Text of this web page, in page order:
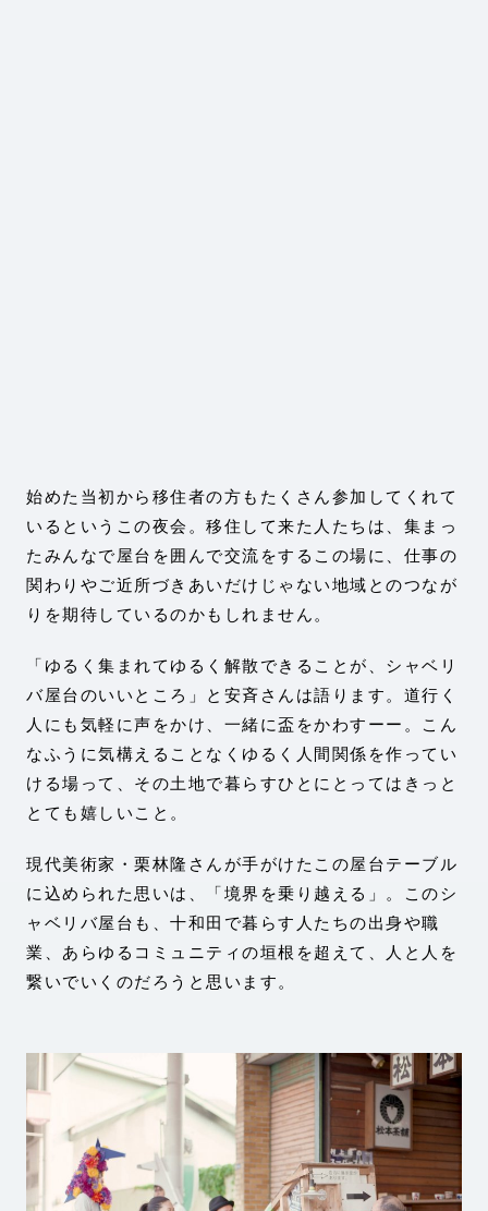
始めた当初から移住者の方もたくさん参加してくれて
いるというこの夜会。移住して来た人たちは、集まっ
たみんなで屋台を囲んで交流をするこの場に、仕事の
関わりやご近所づきあいだけじゃない地域とのつなが
りを期待しているのかもしれません。
「ゆるく集まれてゆるく解散できることが、シャベリ
バ屋台のいいところ」と安斉さんは語ります。道行く
人にも気軽に声をかけ、一緒に盃をかわすーー。こん
なふうに気構えることなくゆるく人間関係を作ってい
ける場って、その土地で暮らすひとにとってはきっと
とても嬉しいこと。
現代美術家・栗林隆さんが手がけたこの屋台テーブル
に込められた思いは、「境界を乗り越える」。このシ
ャベリバ屋台も、十和田で暮らす人たちの出身や職
業、あらゆるコミュニティの垣根を超えて、人と人を
繋いでいくのだろうと思います。